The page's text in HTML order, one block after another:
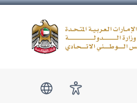
امكانية الوصول